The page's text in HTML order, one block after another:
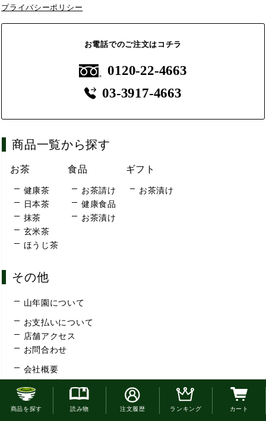
プライバシーポリシー
お電話でのご注文はコチラ
0120-22-4663
03-3917-4663
商品一覧から探す
お茶
健康茶
日本茶
抹茶
玄米茶
ほうじ茶
食品
お茶請け
健康食品
お茶漬け
ギフト
お茶漬け
その他
山年園について
お支払いについて
店舗アクセス
お問合わせ
会社概要
特定商取引法
お電話でのご注文はこちら
商品を探す 読み物 注文履歴 ランキング カート